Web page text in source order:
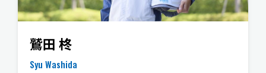
鷲田 柊
Syu Washida